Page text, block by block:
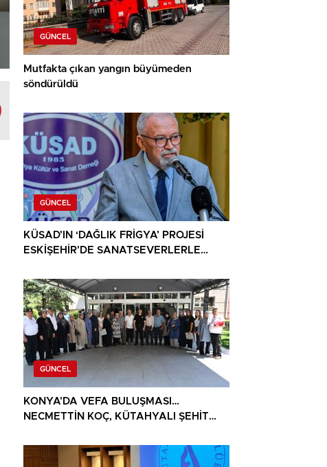
GÜNCEL
Mutfakta çıkan yangın büyümeden
söndürüldü
GÜNCEL
KÜSAD’IN ‘DAĞLIK FRİGYA’ PROJESİ
ESKİŞEHİR’DE SANATSEVERLERLE
GÜNCEL
KONYA’DA VEFA BULUŞMASI…
NECMETTİN KOÇ, KÜTAHYALI ŞEHİT